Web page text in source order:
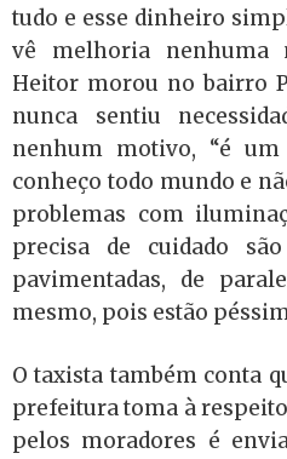
tudo e esse dinheiro
vê melhoria nenhuma
Heitor morou no bairro
nunca sentiu
nenhum motivo, “é
conheço todo mundo e
problemas com
precisa de cuidado
pavimentadas, de
mesmo, pois estão
O taxista também conta
prefeitura toma à
pelos moradores é